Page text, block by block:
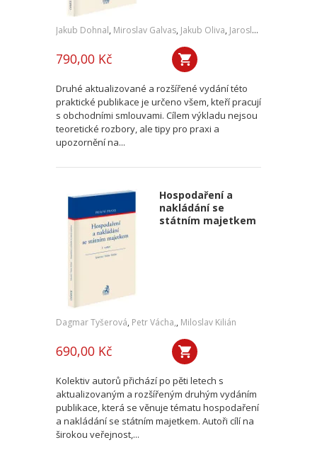
Jakub Dohnal, Miroslav Galvas, Jakub Oliva, Jaroslav Janoušek
790,00 Kč
Druhé aktualizované a rozšířené vydání této
praktické publikace je určeno všem, kteří pracují
s obchodními smlouvami. Cílem výkladu nejsou
teoretické rozbory, ale tipy pro praxi a
upozornění na...
Hospodaření a
nakládání se
státním majetkem
Dagmar Tyšerová, Petr Vácha,, Miloslav Kilián
690,00 Kč
Kolektiv autorů přichází po pěti letech s
aktualizovaným a rozšířeným druhým vydáním
publikace, která se věnuje tématu hospodaření
a nakládání se státním majetkem. Autoři cílí na
širokou veřejnost,...